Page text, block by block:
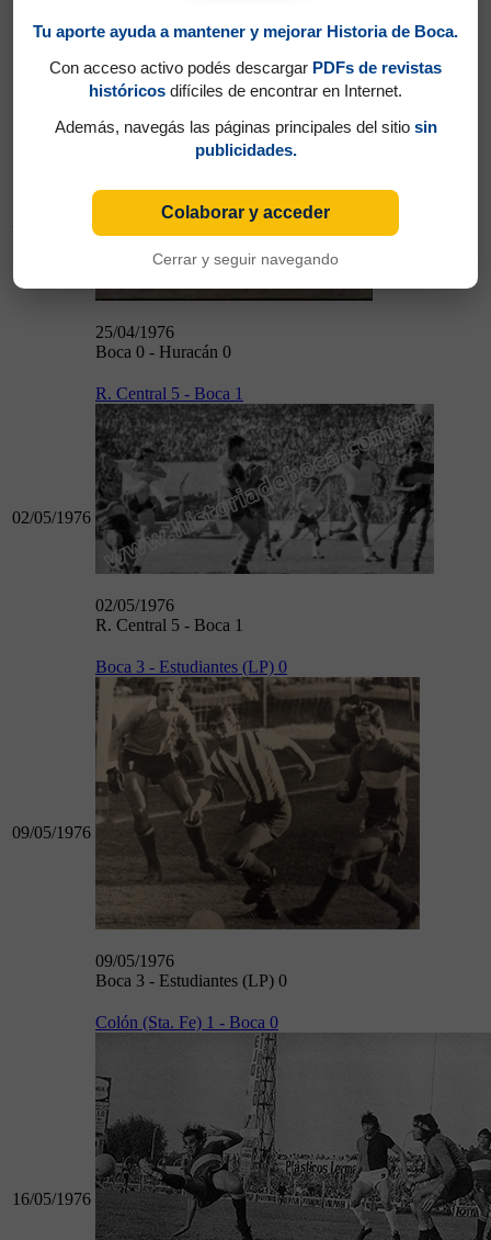
Boca 0 - River 1
Boca 0 - Huracán 0
25/04/1976
Boca 0 - Huracán 0
02/05/1976
R. Central 5 - Boca 1
02/05/1976
R. Central 5 - Boca 1
09/05/1976
Boca 3 - Estudiantes (LP) 0
09/05/1976
Boca 3 - Estudiantes (LP) 0
16/05/1976
Colón (Sta. Fe) 1 - Boca 0
Tu aporte ayuda a mantener y mejorar Historia de Boca.
Con acceso activo podés descargar PDFs de revistas
históricos difíciles de encontrar en Internet.
Además, navegás las páginas principales del sitio sin
publicidades.
Colaborar y acceder
Cerrar y seguir navegando